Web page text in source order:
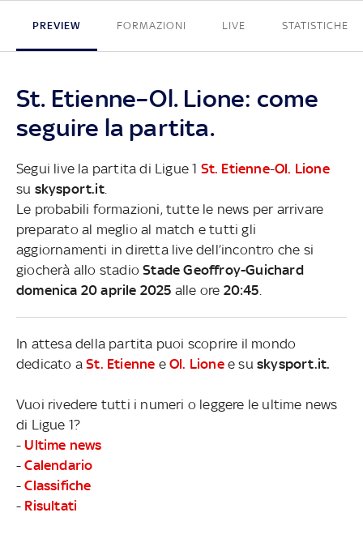
PREVIEW FORMAZIONI LIVE STATISTICHE
St. Etienne–Ol. Lione: come
seguire la partita.
Segui live la partita di Ligue 1 St. Etienne-Ol. Lione
su skysport.it.
Le probabili formazioni, tutte le news per arrivare
preparato al meglio al match e tutti gli
aggiornamenti in diretta live dell’incontro che si
giocherà allo stadioStade Geoffroy-Guichard
domenica 20 aprile 2025 alle ore 20:45
In attesa della partita puoi scoprire il mondo
dedicato aSt. Etienne eOl. Lionee suskysport.it.
Vuoi rivedere tutti i numeri o leggere le ultime news
di Ligue 1?
- Ultime news
-Calendario
-Classifiche
- Risultati